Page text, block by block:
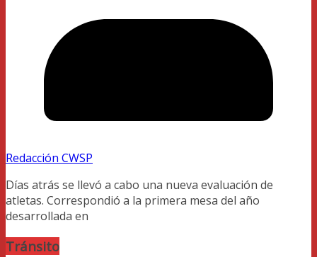
Redacción CWSP
Días atrás se llevó a cabo una nueva evaluación de
atletas. Correspondió a la primera mesa del año
desarrollada en
Tránsito